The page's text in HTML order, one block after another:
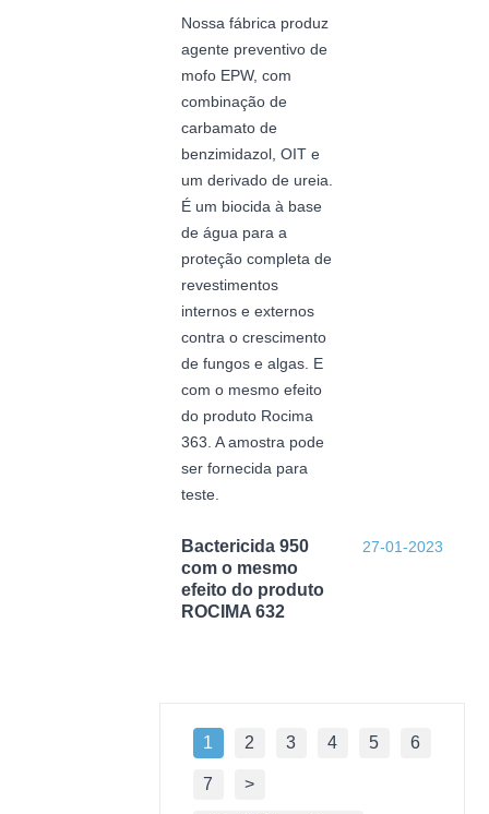
Nossa fábrica produz
agente preventivo de
mofo EPW, com
combinação de
carbamato de
benzimidazol, OIT e
um derivado de ureia.
É um biocida à base
de água para a
proteção completa de
revestimentos
internos e externos
contra o crescimento
de fungos e algas. E
com o mesmo efeito
do produto Rocima
363. A amostra pode
ser fornecida para
teste.
27-01-2023
Bactericida 950
com o mesmo
efeito do produto
ROCIMA 632
1 2 3 4 5 6
7 >